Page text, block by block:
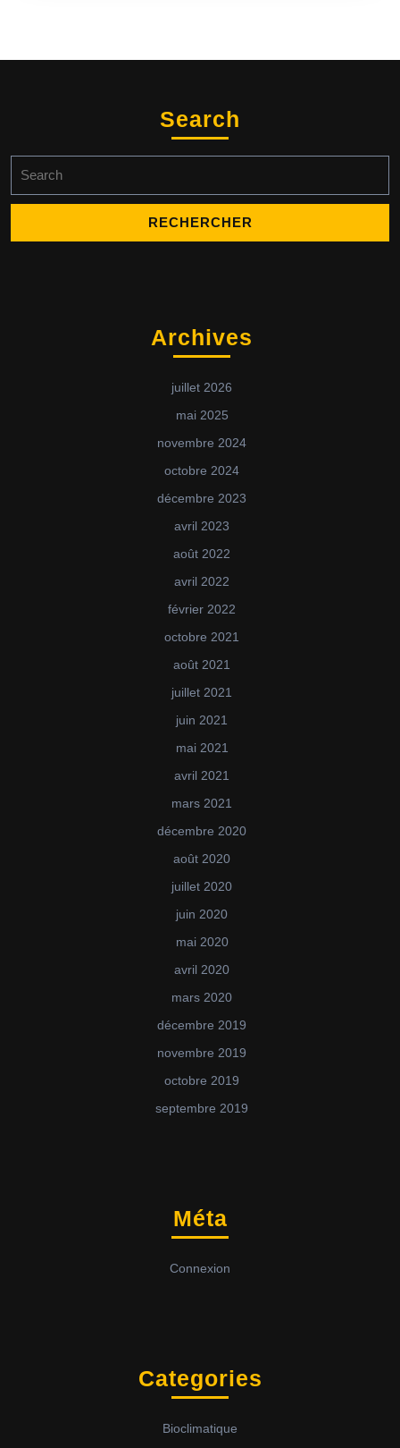
Search
for:
Archives
juillet 2026
mai 2025
novembre 2024
octobre 2024
décembre 2023
avril 2023
août 2022
avril 2022
février 2022
octobre 2021
août 2021
juillet 2021
juin 2021
mai 2021
avril 2021
mars 2021
décembre 2020
août 2020
juillet 2020
juin 2020
mai 2020
avril 2020
mars 2020
décembre 2019
novembre 2019
octobre 2019
septembre 2019
Méta
Connexion
Categories
Bioclimatique